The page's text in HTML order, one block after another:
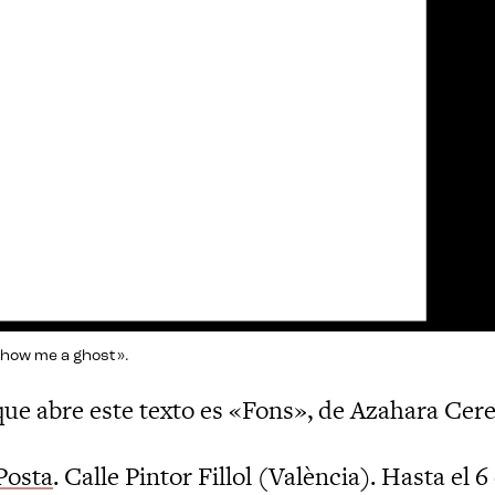
me a ghost».
abre este texto es «Fons», de Azahara
. Calle Pintor Fillol (València). Hasta el 6